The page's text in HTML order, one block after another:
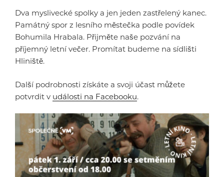
Dva myslivecké spolky a jen jeden zastřelený kanec.
Památný spor z lesního městečka podle povídek
Bohumila Hrabala. Přijměte naše pozvání na
příjemný letní večer. Promítat budeme na sídlišti
Hliniště.
Další podrobnosti získáte a svoji účast můžete
potvrdit v události na Facebooku.